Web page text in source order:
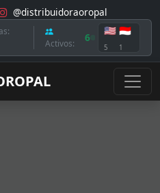
@distribuidoraoropal
Activos: 6
🇺🇸
5
🇮🇩
1